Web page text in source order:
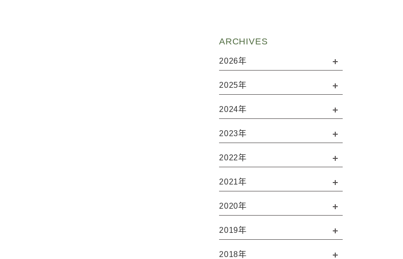
ARCHIVES
2026年
2025年
2024年
2023年
2022年
2021年
2020年
2019年
2018年